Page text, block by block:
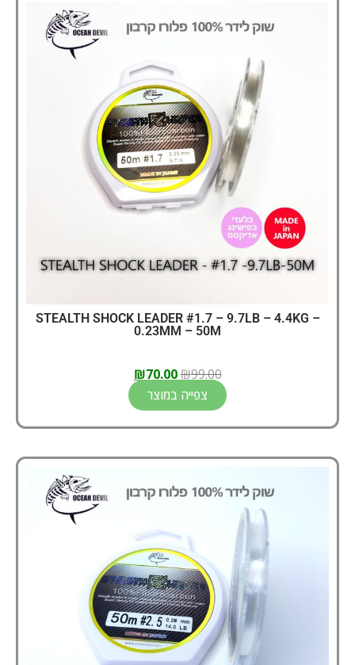
STEALTH SHOCK LEADER #1.7 – 9.7LB – 4.4KG –
0.23MM – 50M
₪99.00
₪70.00
צפייה במוצר